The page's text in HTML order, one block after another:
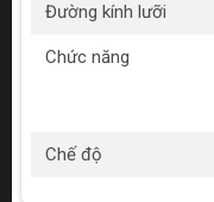
Đường kính lưỡi
Chức năng
Chế độ